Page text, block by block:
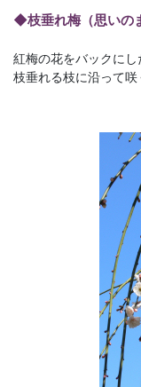
◆枝垂れ梅（思いの
紅梅の花をバックにし
枝垂れる枝に沿って咲